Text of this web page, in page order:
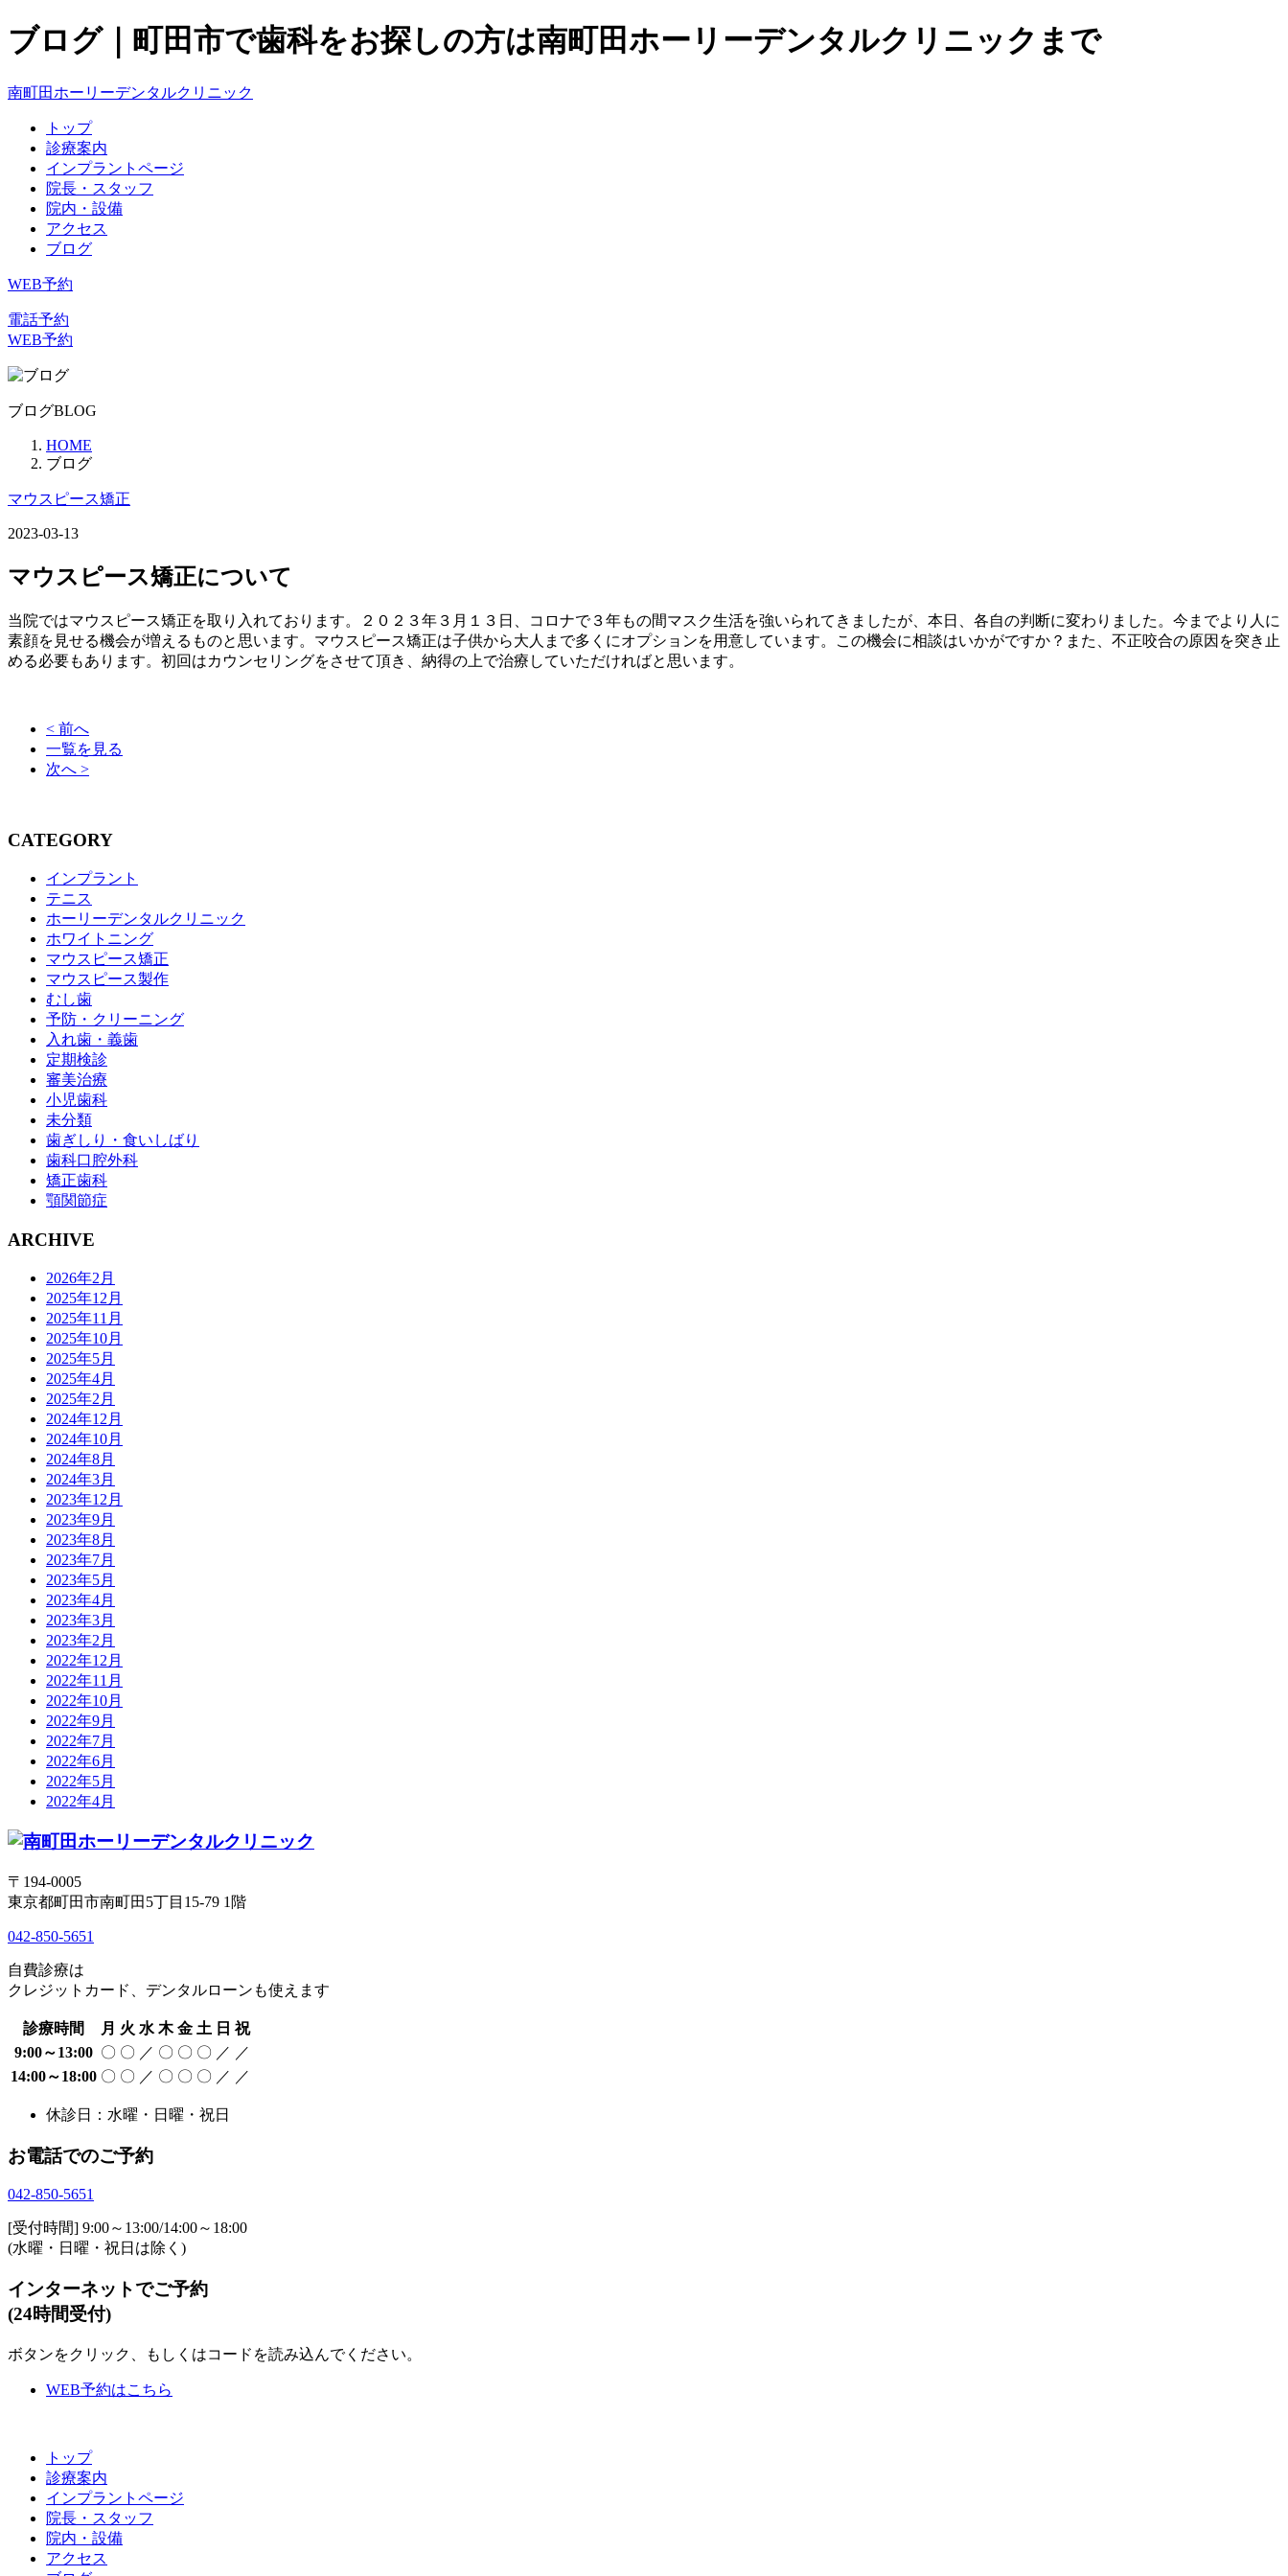
ブログ｜町田市で歯科をお探しの方は南町田ホーリーデンタルクリニックまで
南町田ホーリーデンタルクリニック
トップ
診療案内
インプラントページ
院長・スタッフ
院内・設備
アクセス
ブログ
WEB予約
電話予約
WEB予約
ブログBLOG
HOME
ブログ
マウスピース矯正
2023-03-13
マウスピース矯正について
当院ではマウスピース矯正を取り入れております。２０２３年３月１３日、コロナで３年もの間マスク生活を強いられてきましたが、本日、各自の判断に変わりました。今までより人に
素顔を見せる機会が増えるものと思います。マウスピース矯正は子供から大人まで多くにオプションを用意しています。この機会に相談はいかがですか？また、不正咬合の原因を突き止
める必要もあります。初回はカウンセリングをさせて頂き、納得の上で治療していただければと思います。
< 前へ
一覧を見る
次へ >
CATEGORY
インプラント
テニス
ホーリーデンタルクリニック
ホワイトニング
マウスピース矯正
マウスピース製作
むし歯
予防・クリーニング
入れ歯・義歯
定期検診
審美治療
小児歯科
未分類
歯ぎしり・食いしばり
歯科口腔外科
矯正歯科
顎関節症
ARCHIVE
2026年2月
2025年12月
2025年11月
2025年10月
2025年5月
2025年4月
2025年2月
2024年12月
2024年10月
2024年8月
2024年3月
2023年12月
2023年9月
2023年8月
2023年7月
2023年5月
2023年4月
2023年3月
2023年2月
2022年12月
2022年11月
2022年10月
2022年9月
2022年7月
2022年6月
2022年5月
2022年4月
〒194-0005
東京都町田市南町田5丁目15-79 1階
042-850-5651
自費診療は
クレジットカード、デンタルローンも使えます
診療時間 月 火 水 木 金 土 日 祝
9:00～13:00 〇 〇 ／ 〇 〇 〇 ／ ／
14:00～18:00 〇 〇 ／ 〇 〇 〇 ／ ／
休診日：水曜・日曜・祝日
お電話でのご予約
042-850-5651
[受付時間] 9:00～13:00/14:00～18:00
(水曜・日曜・祝日は除く)
インターネットでご予約
(24時間受付)
ボタンをクリック、もしくはコードを読み込んでください。
WEB予約はこちら
トップ
診療案内
インプラントページ
院長・スタッフ
院内・設備
アクセス